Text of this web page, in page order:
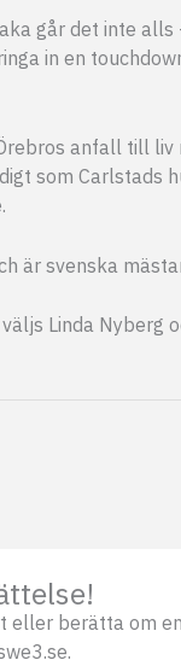
går det inte
in en
anfall till
som Carlstads
är svenska
Linda Nyberg
eller berätta om